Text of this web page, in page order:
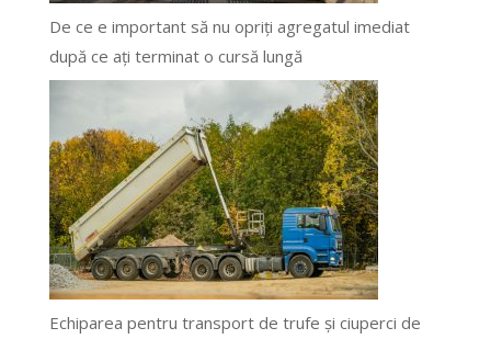
De ce e important să nu opriți agregatul imediat
după ce ați terminat o cursă lungă
Echiparea pentru transport de trufe și ciuperci de